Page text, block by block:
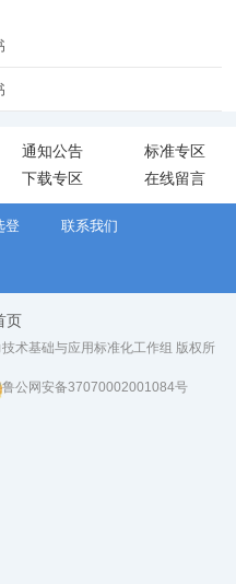
通知公告
标准专区
下载专区 在线留言
登 联系我们
页
术基础与应用标准化工作组 版权所
鲁公网安备37070002001084号